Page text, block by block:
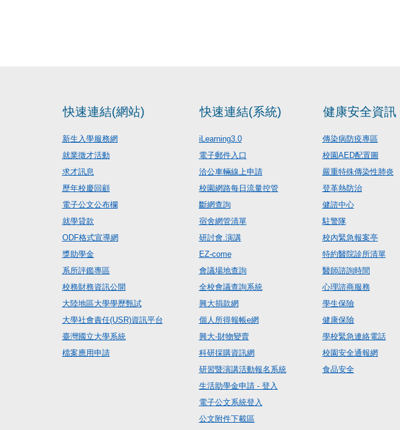
快速連結(網站)
新生入學服務網
就業徵才活動
求才訊息
歷年校慶回顧
電子公文公布欄
就學貸款
ODF格式宣導網
獎助學金
系所評鑑專區
校務財務資訊公開
大陸地區大學學歷甄試
大學社會責任(USR)資訊平台
臺灣國立大學系統
檔案應用申請
快速連結(系統)
iLearning3.0
電子郵件入口
洽公車輛線上申請
校園網路每日流量控管
斷網查詢
宿舍網管清單
研討會.演講
EZ-come
會議場地查詢
全校會議查詢系統
興大捐款網
個人所得報帳e網
興大-財物變賣
科研採購資訊網
研習暨演講活動報名系統
生活助學金申請 - 登入
電子公文系統登入
公文附件下載區
健康安全資訊
傳染病防疫專區
校園AED配置圖
嚴重特殊傳染性肺炎
登革熱防治
健諮中心
駐警隊
校內緊急報案亭
特約醫院診所清單
醫師諮詢時間
心理諮商服務
學生保險
健康保險
學校緊急連絡電話
校園安全通報網
食品安全